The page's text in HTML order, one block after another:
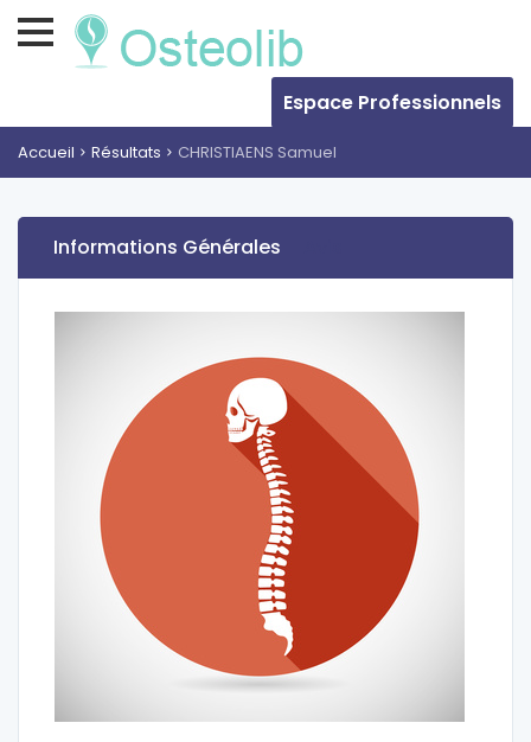
Espace Professionnels
Accueil Résultats CHRISTIAENS Samuel
Informations Générales